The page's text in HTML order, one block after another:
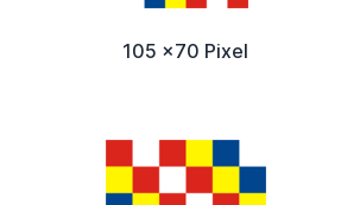
105 x70 Pixel